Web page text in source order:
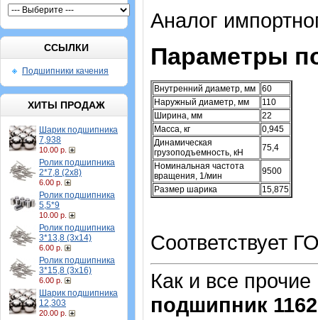
ССЫЛКИ
Подшипники качения
ХИТЫ ПРОДАЖ
Шарик подшипника
7,938
10.00 р.
Ролик подшипника
2*7,8 (2х8)
6.00 р.
Ролик подшипника
5,5*9
10.00 р.
Ролик подшипника
3*13,8 (3х14)
6.00 р.
Ролик подшипника
3*15,8 (3х16)
6.00 р.
Шарик подшипника
12,303
20.00 р.
Аналог
Параметры
Внутренний диаметр, мм
60
Наружный диаметр, мм
110
Ширина, мм
22
Масса, кг
0,945
Динамическая
грузоподъемность, кН
75,4
Номинальная частота
вращения, 1/мин
9500
Размер шарика
15,875
Соответствует
Как и все
подшипник